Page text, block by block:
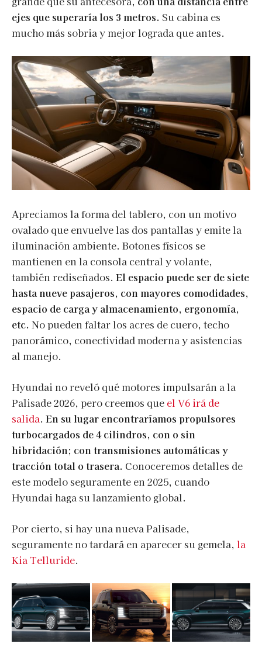
ejes que superaría los 3 metros. Su cabina es
mucho más sobria y mejor lograda que antes.
Apreciamos la forma del tablero, con un motivo
ovalado que envuelve las dos pantallas y emite la
iluminación ambiente. Botones físicos se
mantienen en la consola central y volante,
también rediseñados. El espacio puede ser de siete
hasta nueve pasajeros, con mayores comodidades,
espacio de carga y almacenamiento, ergonomía,
etc. No pueden faltar los acres de cuero, techo
panorámico, conectividad moderna y asistencias
al manejo.
Hyundai no reveló qué motores impulsarán a la
Palisade 2026, pero creemos que el V6 irá de
salida. En su lugar encontraríamos propulsores
turbocargados de 4 cilindros, con o sin
hibridación; con transmisiones automáticas y
tracción total o trasera. Conoceremos detalles de
este modelo seguramente en 2025, cuando
Hyundai haga su lanzamiento global.
Por cierto, si hay una nueva Palisade,
seguramente no tardará en aparecer su gemela, la
Kia Telluride.